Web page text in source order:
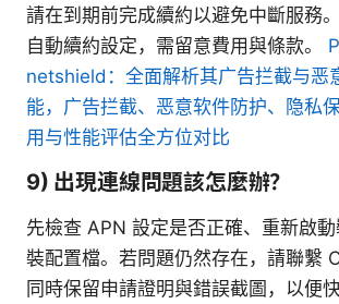
請在到期前完成續約以避免中斷服務
自動續約設定，需留意費用與條款。
netshield：全面解析其广告拦截与恶
能，广告拦截、恶意软件防护、隐私
用与性能评估全方位对比
9) 出現連線問題該怎麼辦？
先檢查 APN 設定是否正確、重新啟
裝配置檔。若問題仍然存在，請聯繫
同時保留申請證明與錯誤截圖，以便快